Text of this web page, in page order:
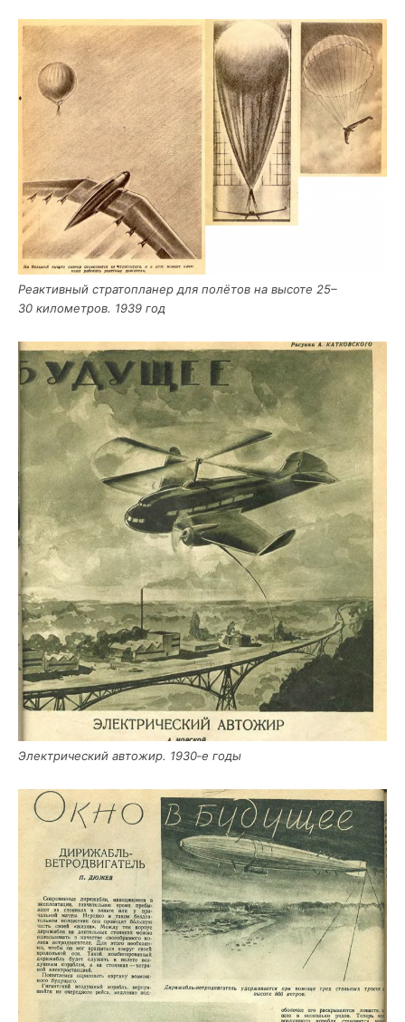
Реак­тив­ный стра­то­пла­нер для полё­тов на высо­те 25–
30 кило­мет­ров. 1939 год
Элек­три­че­ский авто­жир. 1930‑е годы